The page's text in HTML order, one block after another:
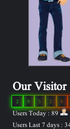
Our Visitor
0
2
5
9
2